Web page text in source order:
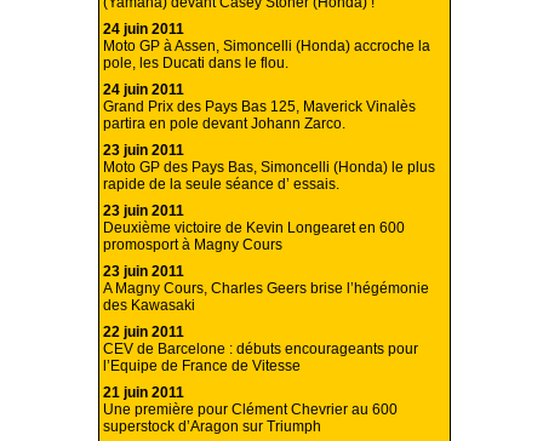
24 juin 2011
Moto GP à Assen, Simoncelli (Honda) accroche la
pole, les Ducati dans le flou.
24 juin 2011
Grand Prix des Pays Bas 125, Maverick Vinalès
partira en pole devant Johann Zarco.
23 juin 2011
Moto GP des Pays Bas, Simoncelli (Honda) le plus
rapide de la seule séance d’ essais.
23 juin 2011
Deuxième victoire de Kevin Longearet en 600
promosport à Magny Cours
23 juin 2011
A Magny Cours, Charles Geers brise l’hégémonie
des Kawasaki
22 juin 2011
CEV de Barcelone : débuts encourageants pour
l’Equipe de France de Vitesse
21 juin 2011
Une première pour Clément Chevrier au 600
superstock d’Aragon sur Triumph